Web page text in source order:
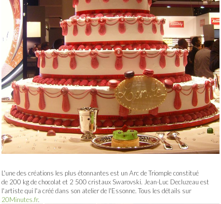
L'une des créations les plus étonnantes est un Arc de Triomple constitué
de 200 kg de chocolat et 2 500 cristaux Swarovski. Jean-Luc Decluzeau est
l'artiste qui l'a créé dans son atelier de l'Essonne. Tous les détails sur
20Minutes.fr.